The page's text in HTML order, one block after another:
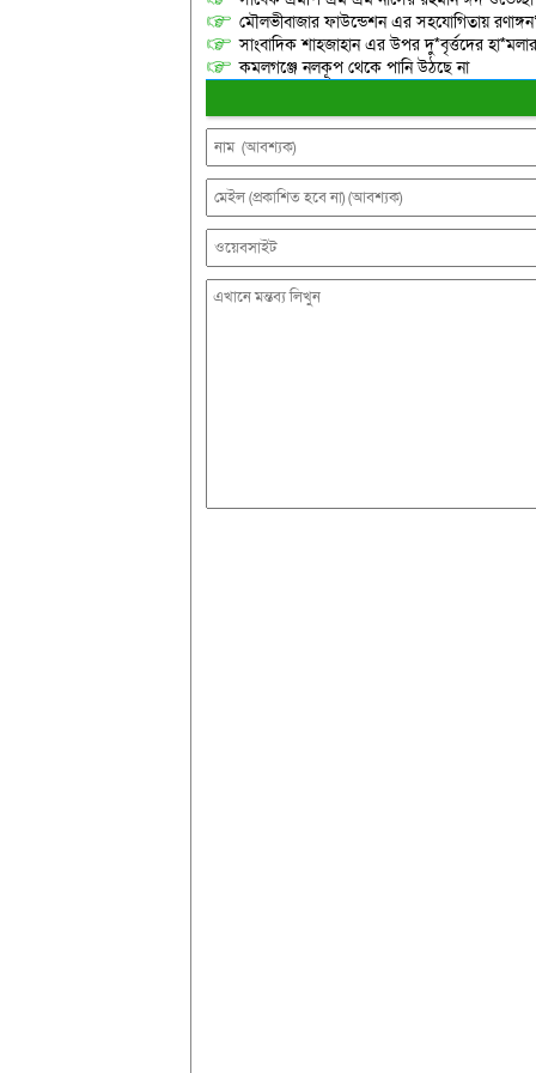
মৌলভীবাজার ফাউন্ডেশন এর সহযোগিতায়
সাংবাদিক শাহজাহান এর উপর দু*বৃর্ত্তদের
কমলগঞ্জে নলকূপ থেকে পানি উঠছে না